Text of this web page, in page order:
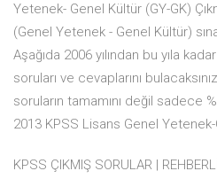
Yetenek- Genel Kültür (GY-GK)
(Genel Yetenek - Genel Kültür)
Aşağıda 2006 yılından bu yıla
soruları ve cevaplarını
soruların tamamını değil sadece
2013 KPSS Lisans Genel Yetenek-
KPSS ÇIKMIŞ SORULAR |